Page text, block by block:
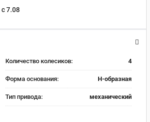
7.08
Количество колесиков: 4
Форма основания: Н-образная
Тип привода: механический